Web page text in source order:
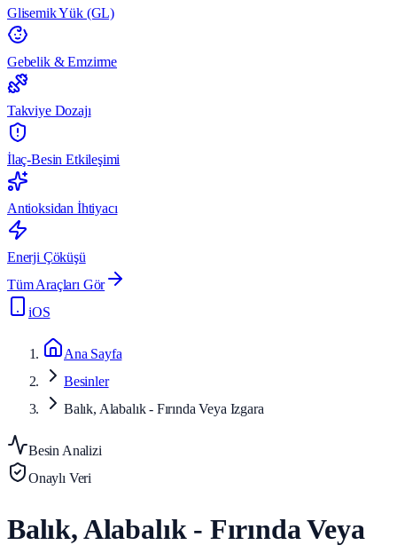
Glisemik Yük (GL)
Gebelik & Emzirme
Takviye Dozajı
İlaç-Besin Etkileşimi
Antioksidan İhtiyacı
Enerji Çöküşü
Tüm Araçları Gör
iOS
Ana Sayfa
Besinler
Balık, Alabalık - Fırında Veya Izgara
Besin Analizi
Onaylı Veri
Balık, Alabalık - Fırında Veya